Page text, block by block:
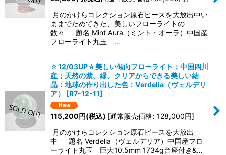
月のかけらコレクション原石ピースを大放出中い
ままでためてきた、美しいフローライトの
数々 題名 Mint Aura（ミント・オーラ）中国産
フローライト丸玉 …
☆12/03UP☆美しい傾向フローライト；中国四川
産；天然の紫、緑、クリアからできる美しい結
晶：地球の作り出した色：Verdelia（ヴェルデリ
ア）
[R7-12-11]
115,200円(税込) [通常販売価格: 128,000円]
月のかけらコレクション原石ピースを大放出
中 題名 Verdelia（ヴェルデリア）中国産フロ
ーライト丸玉 巨大10.5mm 1734g台座付き&…